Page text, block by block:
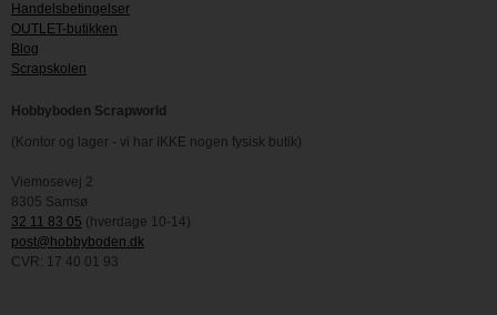
Handelsbetingelser
OUTLET-butikken
Blog
Scrapskolen
Hobbyboden Scrapworld
(Kontor og lager - vi har IKKE nogen fysisk butik)
Viemosevej 2
8305 Samsø
32 11 83 05 (hverdage 10-14)
post@hobbyboden.dk
CVR: 17 40 01 93